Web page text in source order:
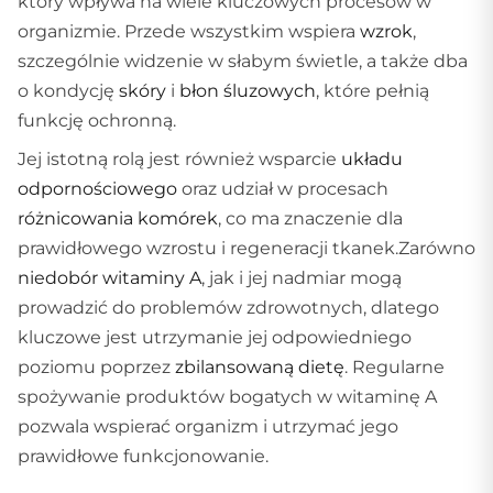
organizmie. Przede wszystkim wspiera wzrok,
szczególnie widzenie w słabym świetle, a także dba
o kondycję skóry i błon śluzowych, które pełnią
funkcję ochronną.
Jej istotną rolą jest również wsparcie układu
odpornościowego oraz udział w procesach
różnicowania komórek, co ma znaczenie dla
prawidłowego wzrostu i regeneracji tkanek.Zarówno
niedobór witaminy A, jak i jej nadmiar mogą
prowadzić do problemów zdrowotnych, dlatego
kluczowe jest utrzymanie jej odpowiedniego
poziomu poprzez zbilansowaną dietę. Regularne
spożywanie produktów bogatych w witaminę A
pozwala wspierać organizm i utrzymać jego
prawidłowe funkcjonowanie.